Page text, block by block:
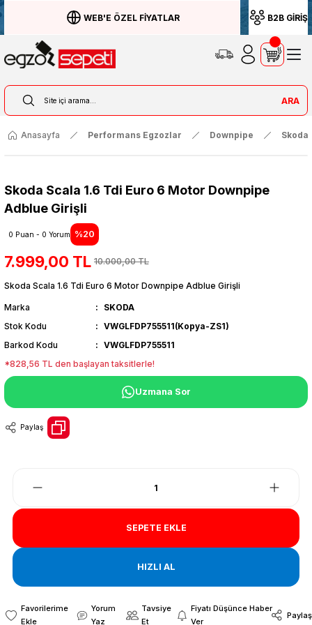
WEB'E ÖZEL FİYATLAR B2B GİRİŞ
ARA
Anasayfa Performans Egzozlar Downpipe Skoda
Skoda Scala 1.6 Tdi Euro 6 Motor Downpipe
Adblue Girişli
0 Puan - 0 Yorum %20
7.999,00 TL 10.000,00 TL
Skoda Scala 1.6 Tdi Euro 6 Motor Downpipe Adblue Girişli
Marka
SKODA
Stok Kodu
VWGLFDP755511(Kopya-ZS1)
Barkod Kodu
VWGLFDP755511
*828,56 TL den başlayan taksitlerle!
Uzmana Sor
Paylaş
SEPETE EKLE
HIZLI AL
Yorum
Yaz
Tavsiye
Et
Fiyatı Düşünce Haber
Ver
Paylaş